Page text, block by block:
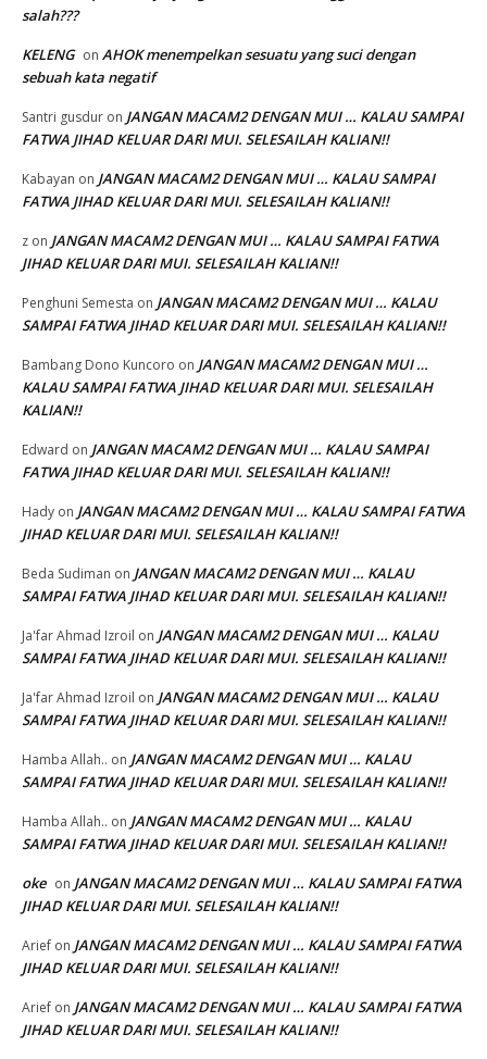
salah???
KELENG on AHOK menempelkan sesuatu yang suci dengan
sebuah kata negatif
Santri gusdur on JANGAN MACAM2 DENGAN MUI … KALAU SAMPAI
FATWA JIHAD KELUAR DARI MUI. SELESAILAH KALIAN!!
Kabayan on JANGAN MACAM2 DENGAN MUI … KALAU SAMPAI
FATWA JIHAD KELUAR DARI MUI. SELESAILAH KALIAN!!
z on JANGAN MACAM2 DENGAN MUI … KALAU SAMPAI FATWA
JIHAD KELUAR DARI MUI. SELESAILAH KALIAN!!
Penghuni Semesta on JANGAN MACAM2 DENGAN MUI … KALAU
SAMPAI FATWA JIHAD KELUAR DARI MUI. SELESAILAH KALIAN!!
Bambang Dono Kuncoro on JANGAN MACAM2 DENGAN MUI …
KALAU SAMPAI FATWA JIHAD KELUAR DARI MUI. SELESAILAH
KALIAN!!
Edward on JANGAN MACAM2 DENGAN MUI … KALAU SAMPAI
FATWA JIHAD KELUAR DARI MUI. SELESAILAH KALIAN!!
Hady on JANGAN MACAM2 DENGAN MUI … KALAU SAMPAI FATWA
JIHAD KELUAR DARI MUI. SELESAILAH KALIAN!!
Beda Sudiman on JANGAN MACAM2 DENGAN MUI … KALAU
SAMPAI FATWA JIHAD KELUAR DARI MUI. SELESAILAH KALIAN!!
Ja'far Ahmad Izroil on JANGAN MACAM2 DENGAN MUI … KALAU
SAMPAI FATWA JIHAD KELUAR DARI MUI. SELESAILAH KALIAN!!
Ja'far Ahmad Izroil on JANGAN MACAM2 DENGAN MUI … KALAU
SAMPAI FATWA JIHAD KELUAR DARI MUI. SELESAILAH KALIAN!!
Hamba Allah.. on JANGAN MACAM2 DENGAN MUI … KALAU
SAMPAI FATWA JIHAD KELUAR DARI MUI. SELESAILAH KALIAN!!
Hamba Allah.. on JANGAN MACAM2 DENGAN MUI … KALAU
SAMPAI FATWA JIHAD KELUAR DARI MUI. SELESAILAH KALIAN!!
oke on JANGAN MACAM2 DENGAN MUI … KALAU SAMPAI FATWA
JIHAD KELUAR DARI MUI. SELESAILAH KALIAN!!
Arief on JANGAN MACAM2 DENGAN MUI … KALAU SAMPAI FATWA
JIHAD KELUAR DARI MUI. SELESAILAH KALIAN!!
Arief on JANGAN MACAM2 DENGAN MUI … KALAU SAMPAI FATWA
JIHAD KELUAR DARI MUI. SELESAILAH KALIAN!!